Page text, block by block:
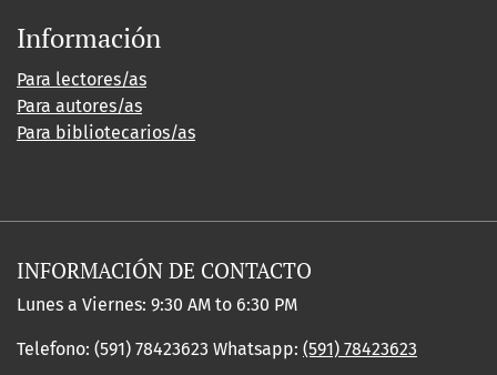
Información
Para lectores/as
Para autores/as
Para bibliotecarios/as
INFORMACIÓN DE CONTACTO
Lunes a Viernes: 9:30 AM to 6:30 PM
Telefono: (591) 78423623 Whatsapp: (591) 78423623